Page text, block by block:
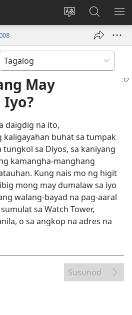
Baguhin
ng
Mag-
log
bubukas
sa
JW.ORG
May
Iyo?
daigdig na ito,
kaligayahan buhat sa tumpak
tungkol sa Diyos, sa kaniyang
kamangha-manghang
Kung nais mo ng higit
mong may dumalaw sa iyo
walang-bayad na pag-aaral
sa Watch Tower,
o sa angkop na adres na
Susunod